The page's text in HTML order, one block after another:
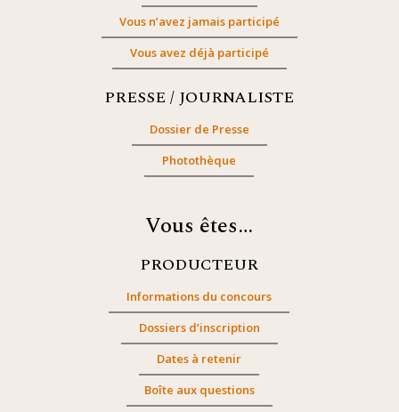
Vous n’avez jamais participé
Vous avez déjà participé
PRESSE / JOURNALISTE
Dossier de Presse
Photothèque
Vous êtes…
PRODUCTEUR
Informations du concours
Dossiers d’inscription
Dates à retenir
Boîte aux questions